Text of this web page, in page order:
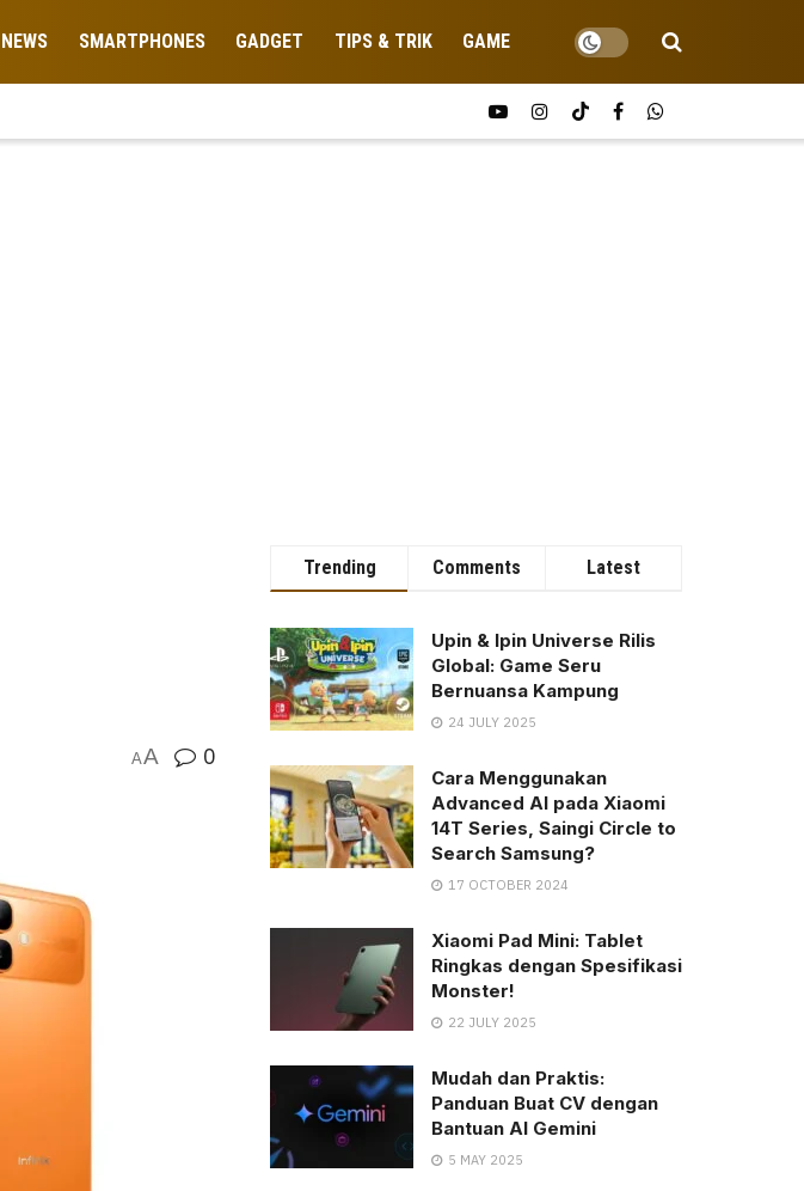
NEWS SMARTPHONES GADGET TIPS & TRIK GAME
AA 0
Trending Comments Latest
Upin & Ipin Universe Rilis
Global: Game Seru
Bernuansa Kampung
24 JULY 2025
Cara Menggunakan
Advanced AI pada Xiaomi
14T Series, Saingi Circle to
Search Samsung?
17 OCTOBER 2024
Xiaomi Pad Mini: Tablet
Ringkas dengan Spesifikasi
Monster!
22 JULY 2025
Mudah dan Praktis:
Panduan Buat CV dengan
Bantuan AI Gemini
5 MAY 2025